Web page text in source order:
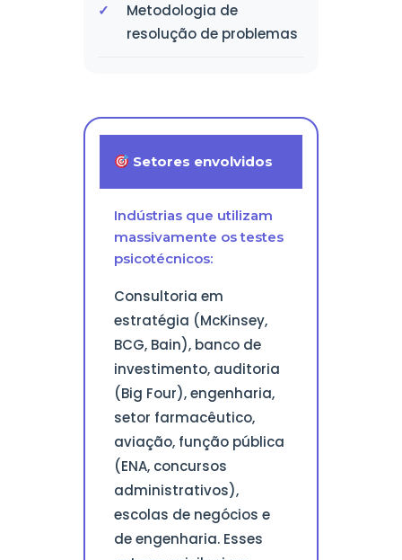
Metodologia de
resolução de problemas
Setores envolvidos
Indústrias que utilizam
massivamente os testes
psicotécnicos:
Consultoria em
estratégia (McKinsey,
BCG, Bain), banco de
investimento, auditoria
(Big Four), engenharia,
setor farmacêutico,
aviação, função pública
(ENA, concursos
administrativos),
escolas de negócios e
de engenharia. Esses